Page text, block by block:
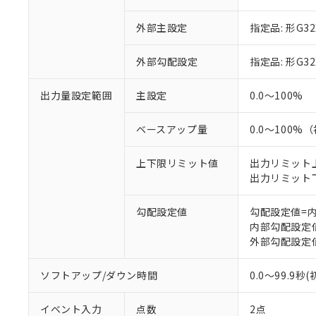
外部主設定 指定品: 形
外部勾配設定 指定品: 形
出力量設定範囲 主設定 0.0～100%
ベースアップ量 0.0～100%
上下限リミット値
出力リミッ
出力リミッ
勾配設定値
勾配設定値=
内部勾配設
外部勾配設
ソフトアップ/ダウン時間 0.0～99.9秒(
イベント入力 点数 2点
ご利用条件
以下の条件をお
当社制御機
在庫状況お
のであり、
※1 対応状況
対応済み：
対応予定：EU
対応予定なし：
調査・確認中：
非該当品：ライ
仕入先様の事情
があります。
鉛(Pb) 1000ppm以下
六価クロム(Cr(Ⅵ))
フタル酸ビス(2-エチ
ル（DBP） 1000ppm
但し、RoHS指令で産
「○」：最大均質
「×」：最大均質
「－」：未確認
*中国RoHS10物質の基
Cr(Ⅵ)(六価クロム) :
う）を輸出
などの必要
当社は規制
ます。
説明